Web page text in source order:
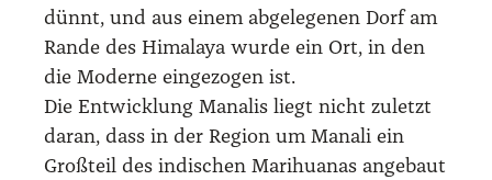
dünnt, und aus einem abge­le­ge­nen Dorf am
Ran­de des Hima­la­ya wur­de ein Ort, in den
die Moder­ne ein­ge­zo­gen ist.
Die Ent­wick­lung Mana­lis liegt nicht zuletzt
dar­an, dass in der Regi­on um Mana­li ein
Groß­teil des indi­schen Mari­hua­nas ange­baut